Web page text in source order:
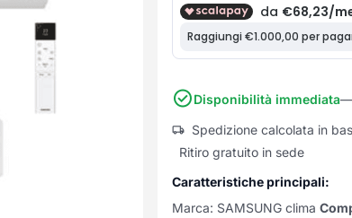
Disponibilità immediata—
Spedizione calcolata in
Ritiro gratuito in sede
Caratteristiche principali:
Marca: SAMSUNG clima